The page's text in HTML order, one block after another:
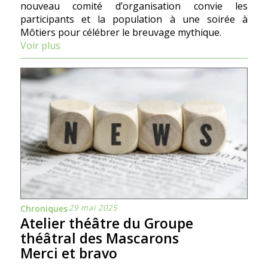
nouveau comité d’organisation convie les
participants et la population à une soirée à
Môtiers pour célébrer le breuvage mythique.
Voir plus
Chroniques29 mai 2025
Atelier théâtre du Groupe
théâtral des Mascarons
Merci et bravo